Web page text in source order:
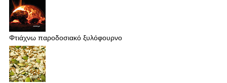
Φτιάχνω παροδοσιακό ξυλόφουρνο